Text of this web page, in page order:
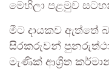
මෙහිලා පළමුව
මීට දායකව ඇත්තේ
සිරකරුවන්
මැණික් ආශ්‍රිත